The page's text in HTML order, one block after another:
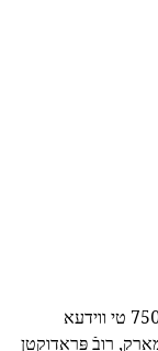
צו די בודזשעט קלאַס פון דעוויסעס די געפאָרסע 750 טי ווידעא
רובֿ פּראָדוקטן